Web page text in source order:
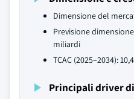
Dimensione del
Previsione
miliardi
TCAC (2025–2034):
Principali driver